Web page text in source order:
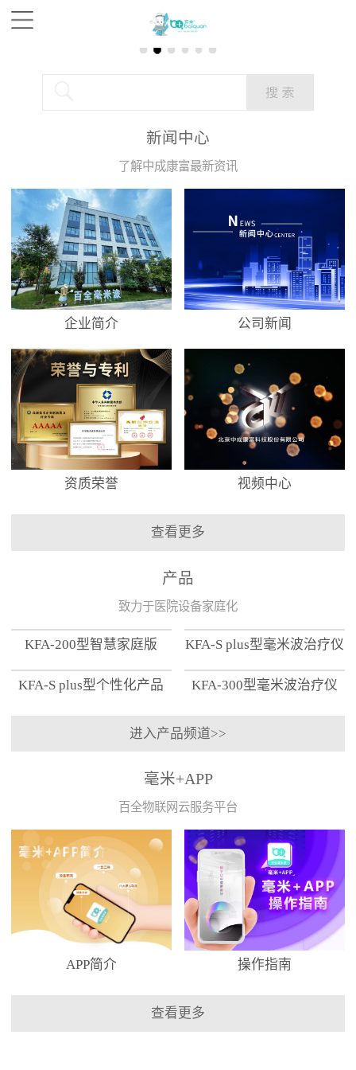
新闻中心
了解中成康富最新资讯
企业简介 公司新闻
资质荣誉 视频中心
查看更多
产品
致力于医院设备家庭化
KFA-200型智慧家庭版 KFA-S plus型毫米波治疗仪
KFA-S plus型个性化产品
KFA-300型毫米波治疗仪
进入产品频道>>
毫米+APP
百全物联网云服务平台
APP简介 操作指南
查看更多